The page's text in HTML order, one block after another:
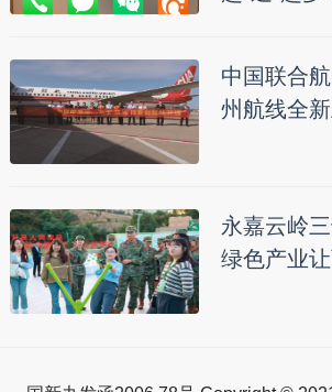
中国联合
州航线全
永嘉云岭
绿色产业